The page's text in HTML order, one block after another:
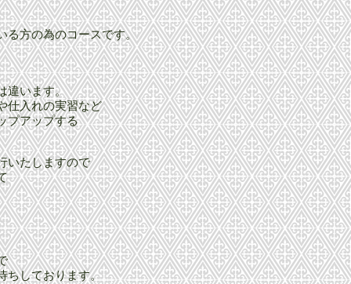
る方の為のコースです。
違います。
仕入れの実習など
プアップする
いたしますので
ちしております。